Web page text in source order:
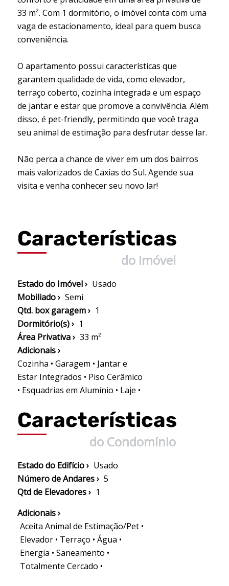
33 m². Com 1 dormitório, o imóvel conta com uma
vaga de estacionamento, ideal para quem busca
conveniência.
O apartamento possui características que
garantem qualidade de vida, como elevador,
terraço coberto, cozinha integrada e um espaço
de jantar e estar que promove a convivência. Além
disso, é pet-friendly, permitindo que você traga
seu animal de estimação para desfrutar desse lar.
Não perca a chance de viver em um dos bairros
mais valorizados de Caxias do Sul. Agende sua
visita e venha conhecer seu novo lar!
Características
do Imóvel
Estado do Imóvel › Usado
Mobiliado › Semi
Qtd. box garagem › 1
Dormitório(s) › 1
Área Privativa › 33 m²
Adicionais ›
Cozinha • Garagem • Jantar e
Estar Integrados • Piso Cerâmico
• Esquadrias em Alumínio • Laje •
Características
do Condomínio
Estado do Edifício › Usado
Número de Andares › 5
Qtd de Elevadores › 1
Adicionais ›
Aceita Animal de Estimação/Pet •
Elevador • Terraço • Água •
Energia • Saneamento •
Totalmente Cercado •